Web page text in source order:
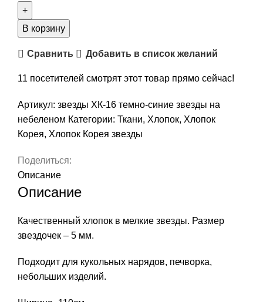
Хлопок,
цвет
синие
небеленом,
50х35
см,
арт.
ХК-16
В корзину
Сравнить Добавить в список желаний
11 посетителей смотрят этот товар прямо сейчас!
Артикул: звезды ХК-16 темно-синие звезды на
небеленом Категории: Ткани, Хлопок, Хлопок
Корея, Хлопок Корея звезды
Поделиться:
Описание
Описание
Качественный хлопок в мелкие звезды. Размер
звездочек – 5 мм.
Подходит для кукольных нарядов, печворка,
небольших изделий.